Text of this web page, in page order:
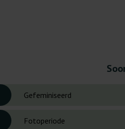
Gefeminiseerd
Fotoperiode